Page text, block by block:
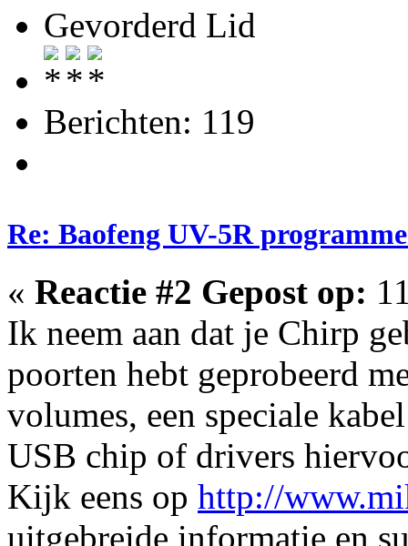
Gevorderd Lid
Berichten: 119
Re: Baofeng UV-5R
« Reactie #2 Gepost op:
Ik neem aan dat je Chirp
poorten hebt geprobeerd
volumes, een speciale
USB chip of drivers
Kijk eens op http://
uitgebreide informatie en